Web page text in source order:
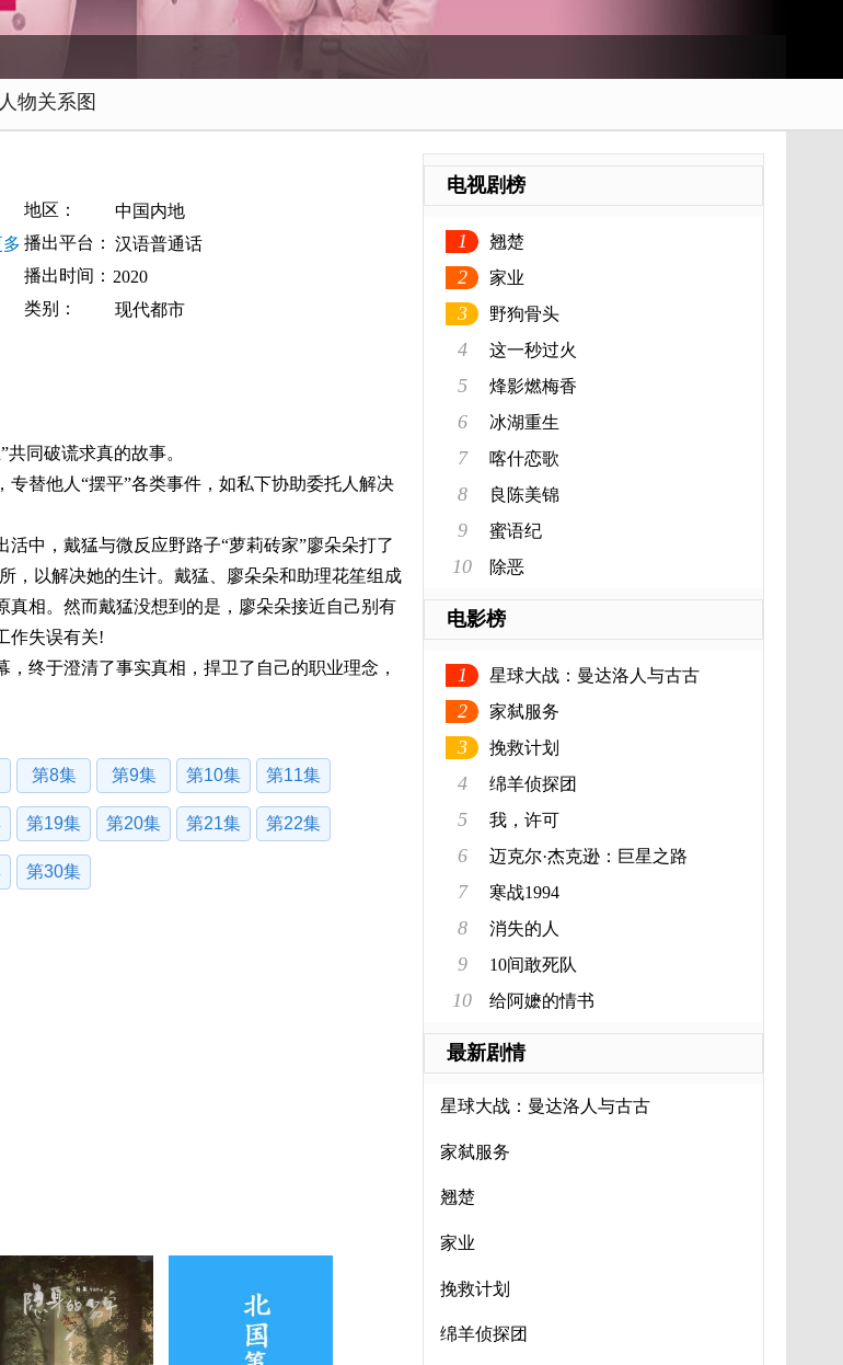
人物关系图
地区：
中国内地
多 播出平台： 汉语普通话
播出时间： 2020
类别： 现代都市
同破谎求真的故事。
替他人“摆平”各类事件，如私下协助委托人解决
中，戴猛与微反应野路子“萝莉砖家”廖朵朵打了
，以解决她的生计。戴猛、廖朵朵和助理花笙组成
相。然而戴猛没想到的是，廖朵朵接近自己别有
作失误有关!
终于澄清了事实真相，捍卫了自己的职业理念，
第8集 第9集 第10集 第11集
第19集 第20集 第21集 第22集
第30集
电视剧榜
1 翘楚
2 家业
3 野狗骨头
4 这一秒过火
5 烽影燃梅香
6 冰湖重生
7 喀什恋歌
8 良陈美锦
9 蜜语纪
10 除恶
电影榜
1 星球大战：曼达洛人与古古
2 家弑服务
3 挽救计划
4 绵羊侦探团
5 我，许可
6 迈克尔·杰克逊：巨星之路
7 寒战1994
8 消失的人
9 10间敢死队
10 给阿嬷的情书
最新剧情
星球大战：曼达洛人与古古
家弑服务
翘楚
家业
挽救计划
绵羊侦探团